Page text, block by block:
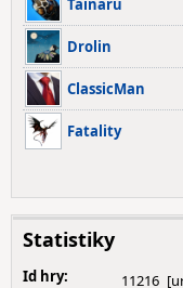
Tainaru
Drolin
ClassicMan
Fatality
Statistiky
Id hry:
11216